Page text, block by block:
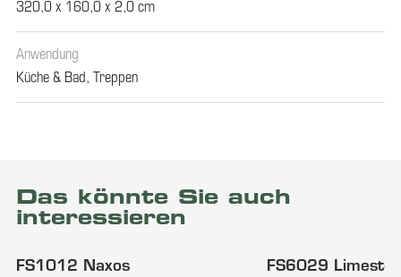
320,0 x 160,0 x 2,0 cm
Anwendung
Küche & Bad, Treppen
Das könnte Sie auch
interessieren
FS1012 Naxos FS6029